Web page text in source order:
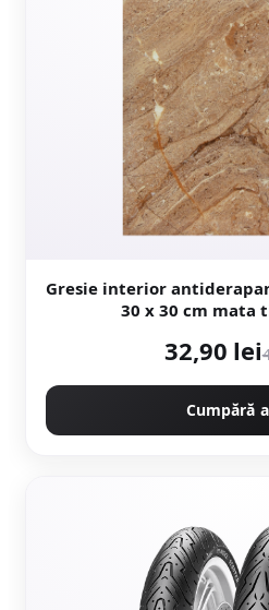
Gresie interior
32,90 lei
Cumpără